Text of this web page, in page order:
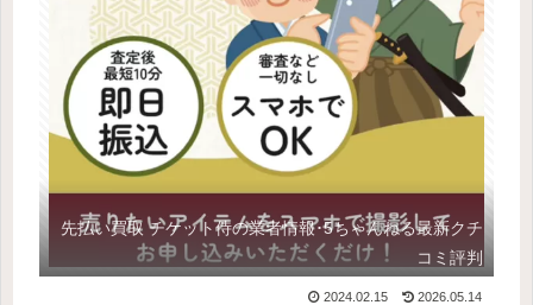
先払い買取 チケット侍の業者情報･5ちゃんねる最新クチ
コミ評判
2024.02.15 2026.05.14